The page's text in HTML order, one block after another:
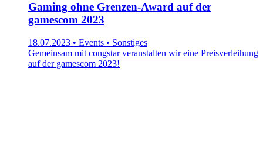
Gaming ohne Grenzen-Award auf der
gamescom 2023
18.07.2023 • Events • Sonstiges
Gemeinsam mit congstar veranstalten wir eine Preisverleihung
auf der gamescom 2023!